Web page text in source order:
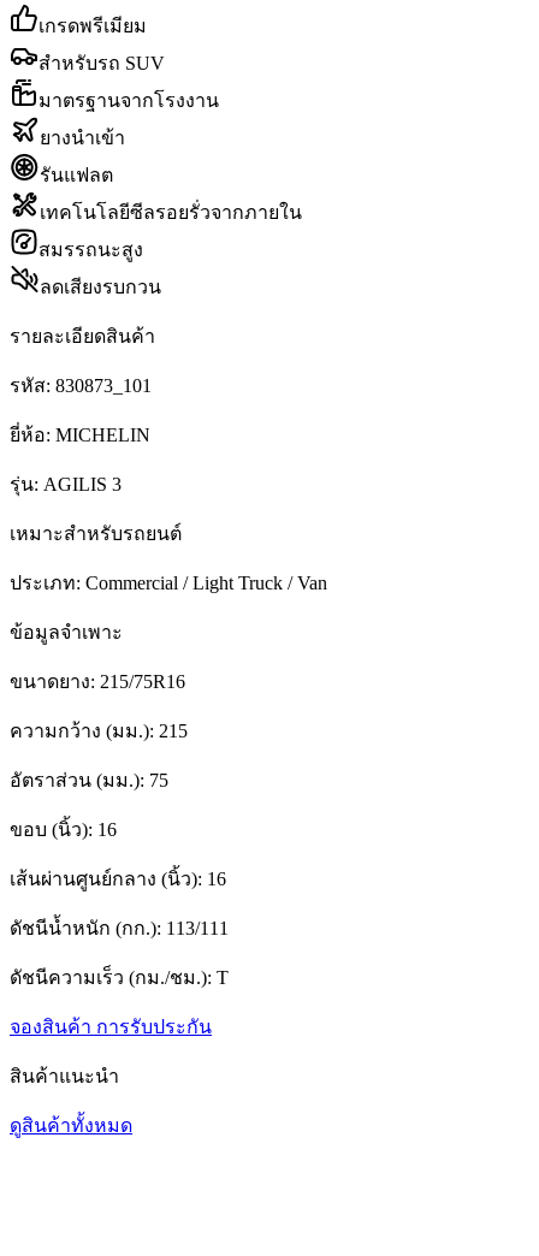
เกรดพรีเมียม
สำหรับรถ SUV
มาตรฐานจากโรงงาน
ยางนำเข้า
รันแฟลต
เทคโนโลยีซีลรอยรั่วจากภายใน
สมรรถนะสูง
ลดเสียงรบกวน
รายละเอียดสินค้า
รหัส: 830873_101
ยี่ห้อ: MICHELIN
รุ่น: AGILIS 3
เหมาะสำหรับรถยนต์
ประเภท: Commercial / Light Truck / Van
ข้อมูลจำเพาะ
ขนาดยาง: 215/75R16
ความกว้าง (มม.): 215
อัตราส่วน (มม.): 75
ขอบ (นิ้ว): 16
เส้นผ่านศูนย์กลาง (นิ้ว): 16
ดัชนีน้ำหนัก (กก.): 113/111
ดัชนีความเร็ว (กม./ชม.): T
จองสินค้า การรับประกัน
สินค้าแนะนำ
ดูสินค้าทั้งหมด